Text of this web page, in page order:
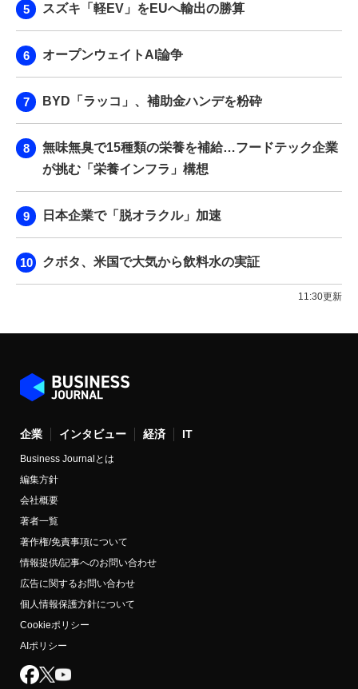
スズキ「軽EV」をEUへ輸出の勝算
オープンウェイトAI論争
BYD「ラッコ」、補助金ハンデを粉砕
無味無臭で15種類の栄養を補給…フードテック企業
が挑む「栄養インフラ」構想
日本企業で「脱オラクル」加速
クボタ、米国で大気から飲料水の実証
11:30更新
企業 インタビュー 経済 IT
Business Journalとは
編集方針
会社概要
著者一覧
著作権/免責事項について
情報提供/記事へのお問い合わせ
広告に関するお問い合わせ
個人情報保護方針について
Cookieポリシー
AIポリシー